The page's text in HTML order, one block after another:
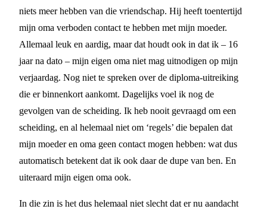
niets meer hebben van die vriendschap. Hij heeft toentertijd
mijn oma verboden contact te hebben met mijn moeder.
Allemaal leuk en aardig, maar dat houdt ook in dat ik – 16
jaar na dato – mijn eigen oma niet mag uitnodigen op mijn
verjaardag. Nog niet te spreken over de diploma-uitreiking
die er binnenkort aankomt. Dagelijks voel ik nog de
gevolgen van de scheiding. Ik heb nooit gevraagd om een
scheiding, en al helemaal niet om ‘regels’ die bepalen dat
mijn moeder en oma geen contact mogen hebben: wat dus
automatisch betekent dat ik ook daar de dupe van ben. En
uiteraard mijn eigen oma ook.
In die zin is het dus helemaal niet slecht dat er nu aandacht